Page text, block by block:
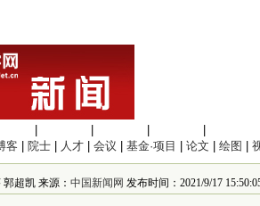
客 院士 人才 会议 基金·项目 论文 绘图
超凯 来源： 中国新闻网 发布时间：2021/9/17